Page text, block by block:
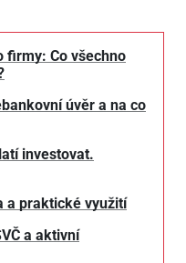
firmy: Co všechno
úvěr a na co
investovat.
a praktické využití
a aktivní